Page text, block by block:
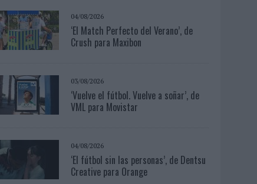
04/08/2026
‘El Match Perfecto del Verano’, de
Crush para Maxibon
03/08/2026
‘Vuelve el fútbol. Vuelve a soñar’, de
VML para Movistar
04/08/2026
‘El fútbol sin las personas’, de Dentsu
Creative para Orange